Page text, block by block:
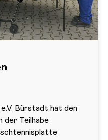
Bürstadt hat den
Teilhabe